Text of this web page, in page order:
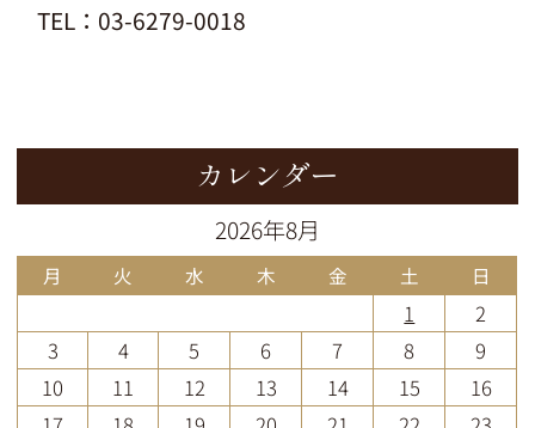
TEL：03-6279-0018
カレンダー
2026年8月
月 火 水 木 金 土 日
1
2
3
4 5 6 7 8
9
10
11 12 13 14 15
16